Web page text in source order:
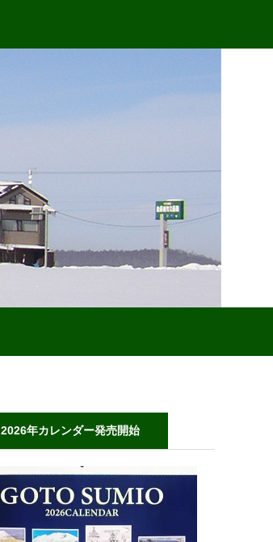
2026年カレンダー発売開始